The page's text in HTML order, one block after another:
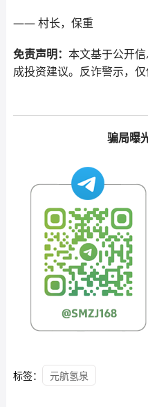
—— 村长，保重
免责声明： 本文基于公开
成投资建议。反诈警示，仅
骗局曝
标签： 元航氢泉